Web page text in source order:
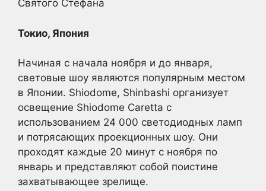
Святого Стефана
Токио, Япония
Начиная с начала ноября и до января,
световые шоу являются популярным местом
в Японии. Shiodome, Shinbashi организует
освещение Shiodome Caretta с
использованием 24 000 светодиодных ламп
и потрясающих проекционных шоу. Они
проходят каждые 20 минут с ноября по
январь и представляют собой поистине
захватывающее зрелище.